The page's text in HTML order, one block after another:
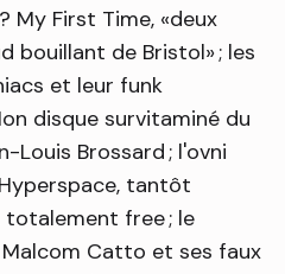
My First Time, deux
bouillant de Bristol ; les
et leur funk
disque survitaminé du
Louis Brossard ; l'ovni
tantôt
free ; le
Catto et ses faux